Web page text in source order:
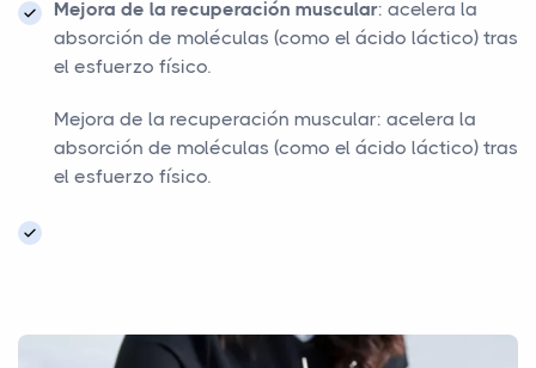
Mejora de la recuperación muscular: acelera la
absorción de moléculas (como el ácido láctico) tras
el esfuerzo físico.
Mejora de la recuperación muscular: acelera la
absorción de moléculas (como el ácido láctico) tras
el esfuerzo físico.